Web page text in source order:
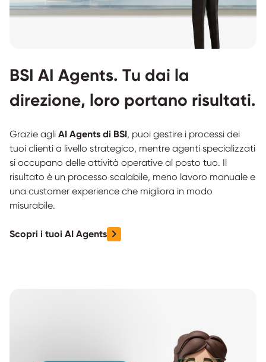
BSI AI Agents. Tu dai la
direzione, loro portano risultati.
Grazie agli AI Agents di BSI, puoi gestire i processi dei
tuoi clienti a livello strategico, mentre agenti specializzati
si occupano delle attività operative al posto tuo. Il
risultato è un processo scalabile, meno lavoro manuale e
una customer experience che migliora in modo
misurabile.
Scopri i tuoi AI Agents